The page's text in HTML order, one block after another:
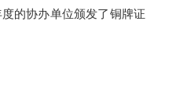
的协办单位颁发了铜牌证